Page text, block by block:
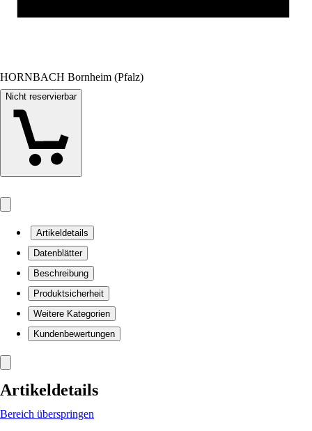
HORNBACH Bornheim (Pfalz)
Nicht reservierbar
Artikeldetails
Datenblätter
Beschreibung
Produktsicherheit
Weitere Kategorien
Kundenbewertungen
Artikeldetails
Bereich überspringen